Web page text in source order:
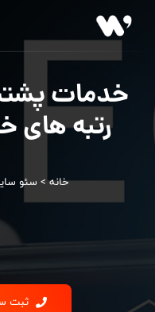
خدمات
رتبه های
خانه> سئو
ثبت سفارش